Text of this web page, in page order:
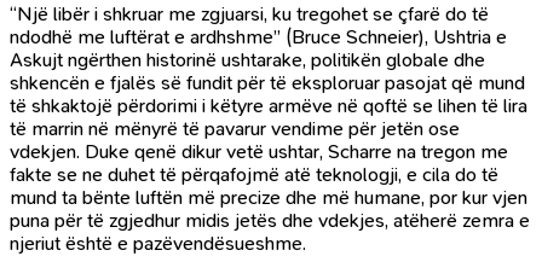
“Një libër i shkruar me zgjuarsi, ku tregohet se çfarë do të
ndodhë me luftërat e ardhshme” (Bruce Schneier), Ushtria e
Askujt ngërthen historinë ushtarake, politikën globale dhe
shkencën e fjalës së fundit për të eksploruar pasojat që mund
të shkaktojë përdorimi i këtyre armëve në qoftë se lihen të lira
të marrin në mënyrë të pavarur vendime për jetën ose
vdekjen. Duke qenë dikur vetë ushtar, Scharre na tregon me
fakte se ne duhet të përqafojmë atë teknologji, e cila do të
mund ta bënte luftën më precize dhe më humane, por kur vjen
puna për të zgjedhur midis jetës dhe vdekjes, atëherë zemra e
njeriut është e pazëvendësueshme.